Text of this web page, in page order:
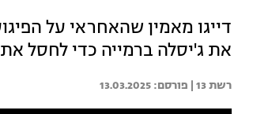
דייגו מאמין שהאחראי על
את ג'יסלה ברמייה כדי לחסל
רשת 13 | 13.03.2025